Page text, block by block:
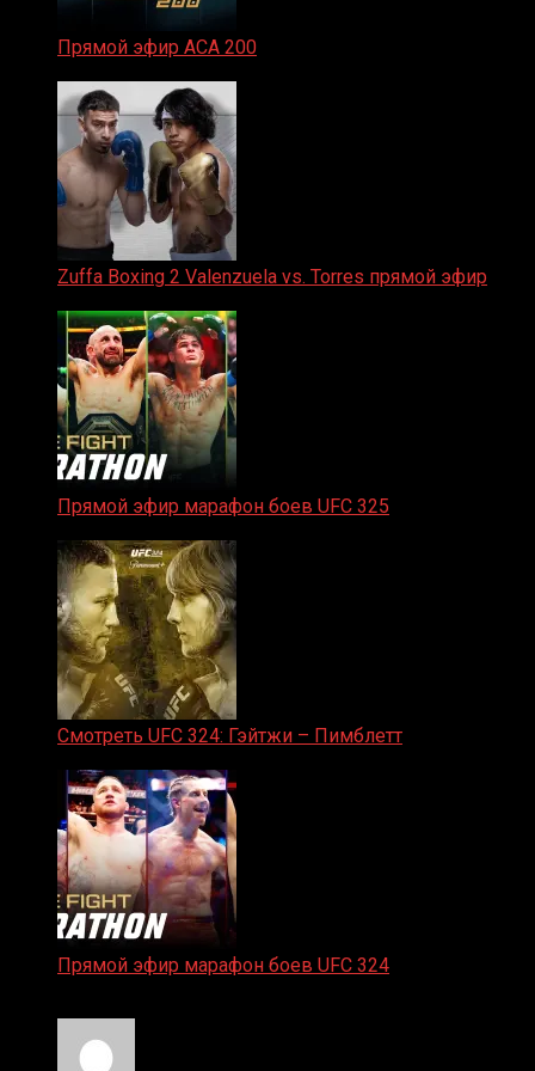
Прямой эфир ACA 200
Zuffa Boxing 2 Valenzuela vs. Torres прямой эфир
Прямой эфир марафон боев UFC 325
Смотреть UFC 324: Гэйтжи – Пимблетт
Прямой эфир марафон боев UFC 324